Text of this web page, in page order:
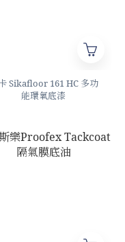
Sikafloor 161 HC 多功
能環氧底漆